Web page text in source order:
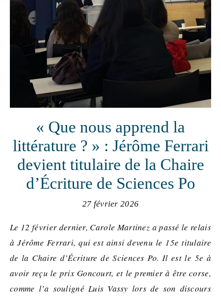
« Que nous apprend la
littérature ? » : Jérôme Ferrari
devient titulaire de la Chaire
d’Écriture de Sciences Po
27 février 2026
Le 12 février dernier, Carole Martinez a passé le relais
à Jérôme Ferrari, qui est ainsi devenu le 15e titulaire
de la Chaire d’Écriture de Sciences Po. Il est le 5e à
avoir reçu le prix Goncourt, et le premier à être corse,
comme l’a souligné Luis Vassy lors de son discours